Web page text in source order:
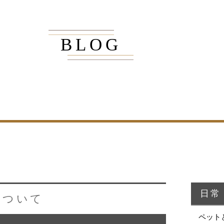
BLOG
いて 日常
ペット
・MUKU
ORDER
・MUKUの家一覧
ORDERの家一覧